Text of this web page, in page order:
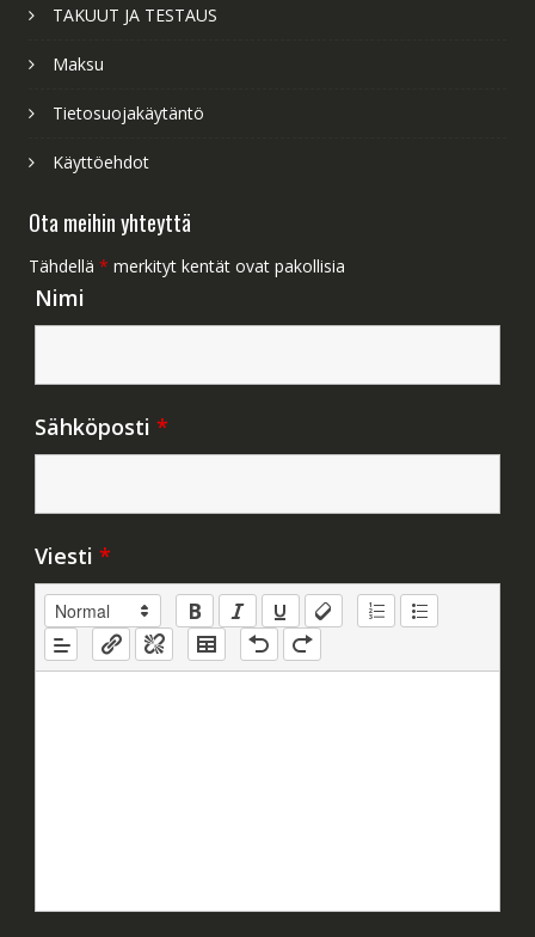
TAKUUT JA TESTAUS
Maksu
Tietosuojakäytäntö
Käyttöehdot
Ota meihin yhteyttä
Tähdellä * merkityt kentät ovat pakollisia
Nimi
Sähköposti *
Viesti *